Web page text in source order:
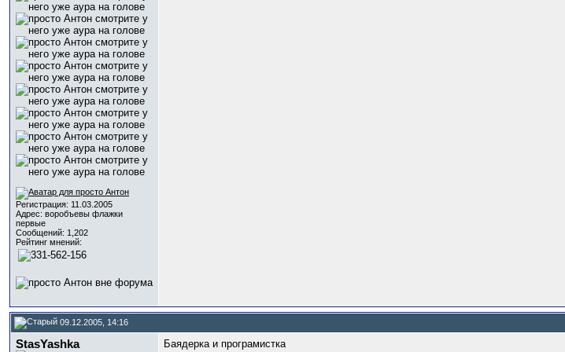
Регистрация: 11.03.2005
Адрес: воробъевы флажки
первые
Сообщений: 1,202
Рейтинг мнений:
09.12.2005, 14:16
StasYashka Баядерка и програмистка